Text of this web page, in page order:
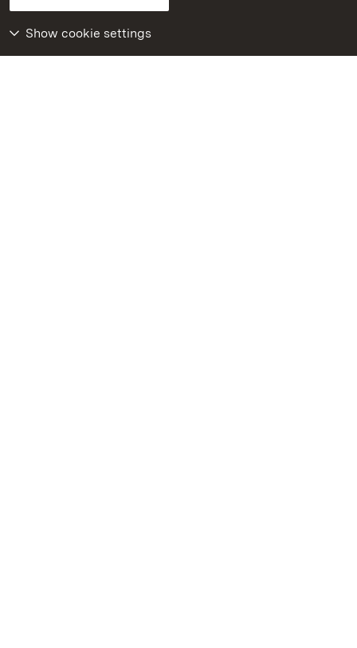
Show cookie settings
Declaration on barrier-free access
BITV-konform (geprüfte Seiten)